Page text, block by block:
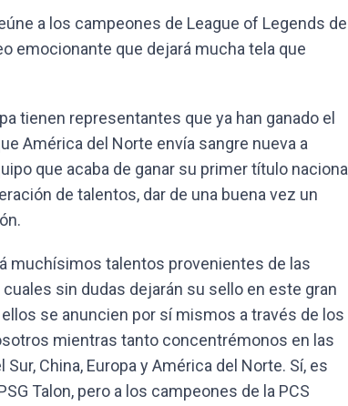
a los campeones de League of Legends de
emocionante que dejará mucha tela que
tienen representantes que ya han ganado el
América del Norte envía sangre nueva a
que acaba de ganar su primer título nacional
de talentos, dar de una buena vez un
muchísimos talentos provenientes de las
sin dudas dejarán su sello en este gran
se anuncien por sí mismos a través de los
mientras tanto concentrémonos en las
China, Europa y América del Norte. Sí, es
Talon, pero a los campeones de la PCS